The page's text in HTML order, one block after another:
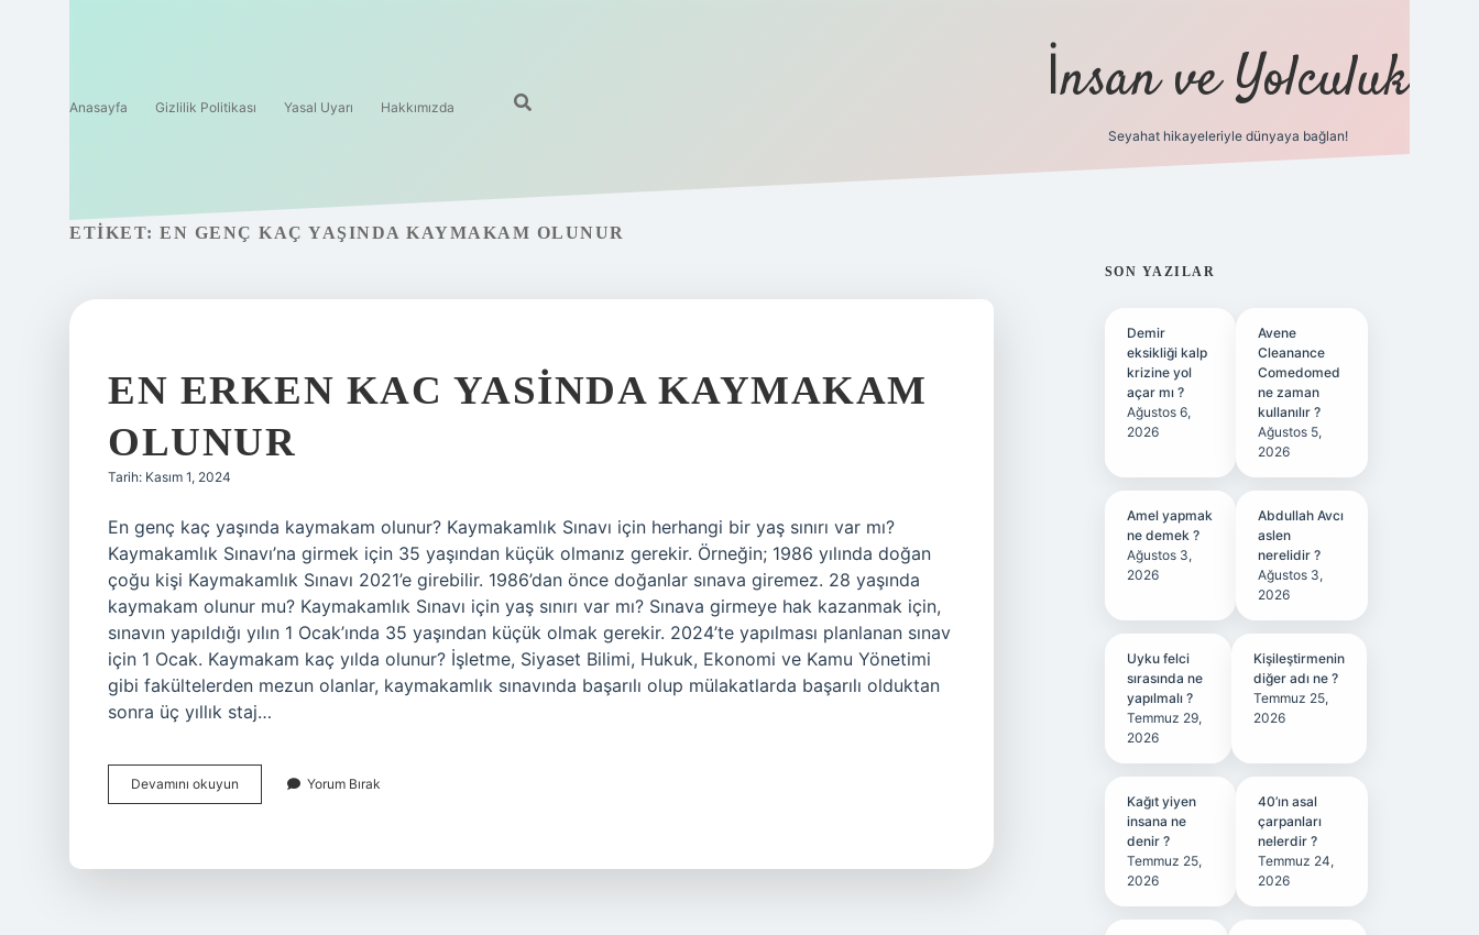
Anasayfa Gizlilik Politikası Yasal Uyarı Hakkımızda İnsan ve Yolculuk
Seyahat hikayeleriyle dünyaya bağlan!
ETIKET: EN GENÇ KAÇ YAŞINDA KAYMAKAM OLUNUR
EN ERKEN KAC YASINDA KAYMAKAM
OLUNUR
Tarih: Kasım 1, 2024
En genç kaç yaşında kaymakam olunur? Kaymakamlık Sınavı için herhangi bir yaş sınırı var mı?
Kaymakamlık Sınavı’na girmek için 35 yaşından küçük olmanız gerekir. Örneğin; 1986 yılında doğan
çoğu kişi Kaymakamlık Sınavı 2021’e girebilir. 1986’dan önce doğanlar sınava giremez. 28 yaşında
kaymakam olunur mu? Kaymakamlık Sınavı için yaş sınırı var mı? Sınava girmeye hak kazanmak için,
sınavın yapıldığı yılın 1 Ocak’ında 35 yaşından küçük olmak gerekir. 2024’te yapılması planlanan sınav
için 1 Ocak. Kaymakam kaç yılda olunur? İşletme, Siyaset Bilimi, Hukuk, Ekonomi ve Kamu Yönetimi
gibi fakültelerden mezun olanlar, kaymakamlık sınavında başarılı olup mülakatlarda başarılı olduktan
sonra üç yıllık staj…
Devamını okuyun
Erken
Yorum Bırak
SIDEBAR
SON YAZILAR
Demir
eksikliği kalp
krizine yol
açar mı ?
Ağustos 6,
2026
Avene
Cleanance
Comedomed
ne zaman
kullanılır ?
Ağustos 5,
2026
Amel yapmak
ne demek ?
Ağustos 3,
2026
Abdullah Avcı
aslen
nerelidir ?
Ağustos 3,
2026
Uyku felci
sırasında ne
yapılmalı ?
Temmuz 29,
2026
Kişileştirmenin
diğer adı ne ?
Temmuz 25,
2026
Kağıt yiyen
insana ne
denir ?
Temmuz 25,
2026
40’ın asal
çarpanları
nelerdir ?
Temmuz 24,
2026